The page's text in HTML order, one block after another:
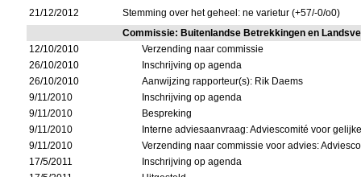
21/12/2012
Stemming over het geheel: ne varietur (+57/-0/o0)
Commissie: Buitenlandse Betrekkingen en
12/10/2010
Verzending naar commissie
26/10/2010
Inschrijving op agenda
26/10/2010
Aanwijzing rapporteur(s): Rik Daems
9/11/2010
Inschrijving op agenda
9/11/2010
Bespreking
9/11/2010
Interne adviesaanvraag: Adviescomité voor
9/11/2010
Verzending naar commissie voor advies:
17/5/2011
Inschrijving op agenda